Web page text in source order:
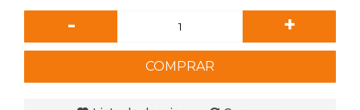
- +
COMPRAR